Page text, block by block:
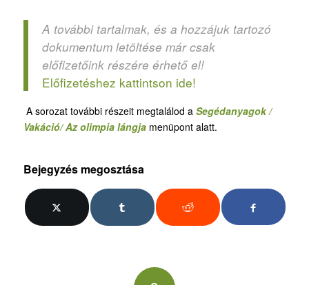
A további tartalmak, és a hozzájuk tartozó
dokumentum letöltése már csak
előfizetőink részére érhető el!
Előfizetéshez kattintson ide!
A sorozat további részeit megtalálod a Segédanyagok /
Vakáció/ Az olimpia lángjamenüpont alatt.
Bejegyzés megosztása